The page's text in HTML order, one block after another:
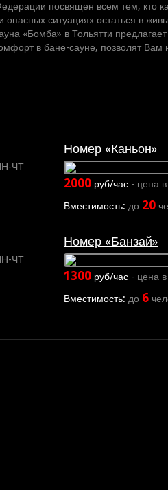
посвящен всем тем, кто
ситуациях остаться в
«Бомба» в Тольятти
в бане-сауне, позволят Вам
ЧТ
Номер «Каньон»
2000 руб/час - цена
Вместимость: до 20
ЧТ
Номер «Банзай»
1300 руб/час - цена
Вместимость: до 6